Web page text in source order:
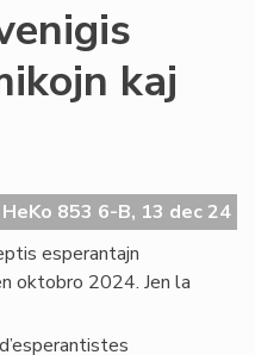
kaj
HeKo 853 6-B, 13 dec 24
esperantajn
oktobro 2024. Jen la